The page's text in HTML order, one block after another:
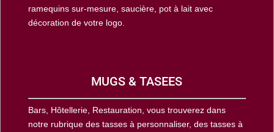
ramequins sur-mesure, saucière, pot à lait avec
décoration de votre logo.
MUGS & TASEES
Bars, Hôtellerie, Restauration, vous trouverez dans
notre rubrique des tasses à personnaliser, des tasses à